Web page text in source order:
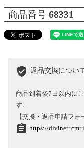
商品番号 68331
verified_user 返品交換につい
商品到着後7日以内に
す。
【交換・返品申請フォ
assignment https://